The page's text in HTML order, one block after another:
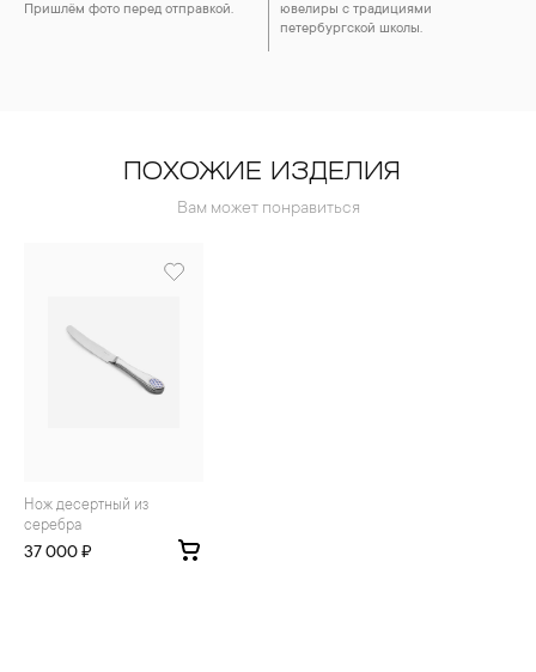
Пришлём фото перед отправкой.
ювелиры с традициями
петербургской школы.
ПОХОЖИЕ ИЗДЕЛИЯ
Вам может понравиться
Нож десертный из
серебра
37 000 ₽